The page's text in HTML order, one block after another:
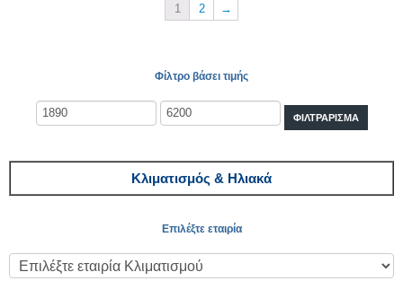
1 2 →
Φίλτρο βάσει τιμής
ΦΙΛΤΡΆΡΙΣΜΑ
Κλιματισμός & Ηλιακά
Επιλέξτε εταιρία